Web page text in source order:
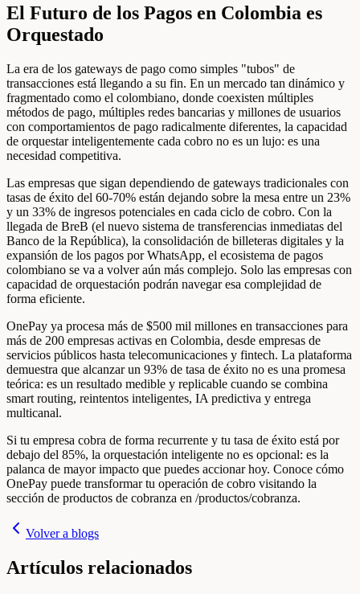
El Futuro de los Pagos en Colombia es
Orquestado
La era de los gateways de pago como simples "tubos" de
transacciones está llegando a su fin. En un mercado tan dinámico y
fragmentado como el colombiano, donde coexisten múltiples
métodos de pago, múltiples redes bancarias y millones de usuarios
con comportamientos de pago radicalmente diferentes, la capacidad
de orquestar inteligentemente cada cobro no es un lujo: es una
necesidad competitiva.
Las empresas que sigan dependiendo de gateways tradicionales con
tasas de éxito del 60-70% están dejando sobre la mesa entre un 23%
y un 33% de ingresos potenciales en cada ciclo de cobro. Con la
llegada de BreB (el nuevo sistema de transferencias inmediatas del
Banco de la República), la consolidación de billeteras digitales y la
expansión de los pagos por WhatsApp, el ecosistema de pagos
colombiano se va a volver aún más complejo. Solo las empresas con
capacidad de orquestación podrán navegar esa complejidad de
forma eficiente.
OnePay ya procesa más de $500 mil millones en transacciones para
más de 200 empresas activas en Colombia, desde empresas de
servicios públicos hasta telecomunicaciones y fintech. La plataforma
demuestra que alcanzar un 93% de tasa de éxito no es una promesa
teórica: es un resultado medible y replicable cuando se combina
smart routing, reintentos inteligentes, IA predictiva y entrega
multicanal.
Si tu empresa cobra de forma recurrente y tu tasa de éxito está por
debajo del 85%, la orquestación inteligente no es opcional: es la
palanca de mayor impacto que puedes accionar hoy. Conoce cómo
OnePay puede transformar tu operación de cobro visitando la
sección de productos de cobranza en /productos/cobranza.
Volver a blogs
Artículos relacionados